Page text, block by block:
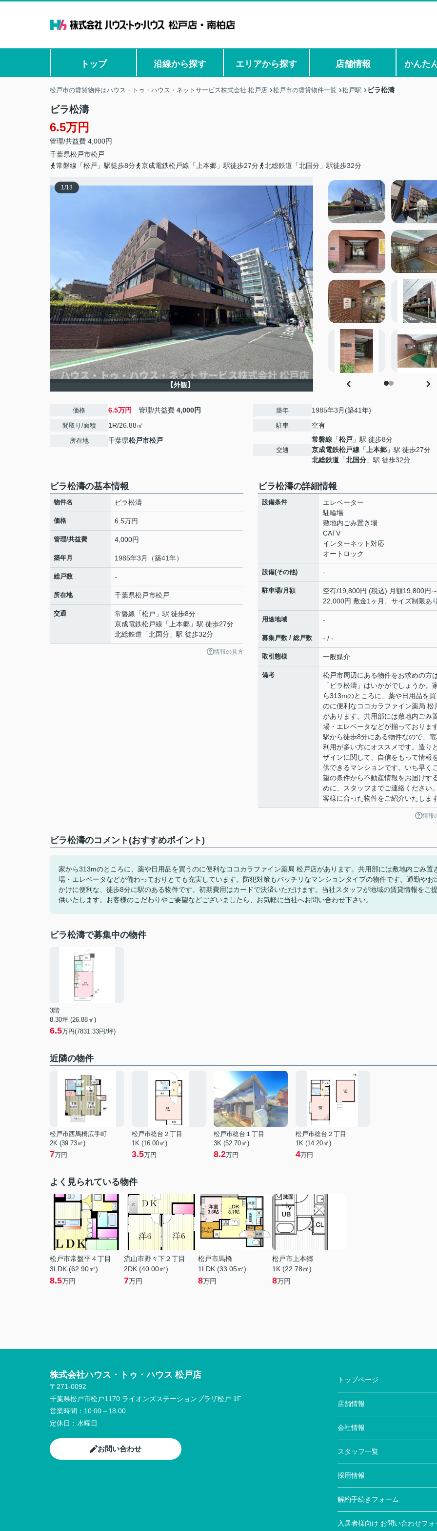
トップ 沿線から探す エリアから探す 店舗情報 かんた
松戸市の賃貸物件はハウス・トゥ・ハウス・ネットサービス株式会社 松戸店 松戸市の賃貸物件一覧 松戸駅 ビラ松濤
ビラ松濤
6.5万円
管理/共益費 4,000円
千葉県松戸市松戸
常磐線「松戸」駅徒歩8分
京成電鉄松戸線「上本郷」駅徒歩27分 北総鉄道「北国分」駅徒歩32分
1/13
【外観】
価格 6.5万円 管理/共益費 4,000円
間取り/面積 1R/26.88㎡
所在地 千葉県松戸市松戸
築年 1985年3月(築41年)
駐車 空有
交通
常磐線 「松戸 」駅 徒歩8分
京成電鉄松戸線 「 上本郷 」駅 徒歩27分
北総鉄道 「北国分 」駅 徒歩32分
ビラ松濤の基本情報
物件名 ビラ松濤
価格 6.5万円
管理/共益費 4,000円
築年月 1985年3月（築41年）
総戸数 -
所在地 千葉県松戸市松戸
交通 常磐線 「松戸 」駅 徒歩8分
京成電鉄松戸線 「 上本郷 」駅 徒歩27分
北総鉄道 「北国分 」駅 徒歩32分
情報の見方
ビラ松濤の詳細情報
設備条件
エレベーター
駐輪場
敷地内ごみ置き場
CATV
インターネット対応
オートロック
設備(その他) -
駐車場/月額
空有/19,800円 (税込) 月額19,800円
22,000円 敷金1ヶ月、サイズ制限あ
用途地域 -
募集戸数 / 総戸数 - / -
取引態様 一般媒介
備考
松戸市周辺にある物件をお求めの方
「ビラ松濤」はいかがでしょうか。
ら313mのところに、薬や日用品を
のに便利なココカラファイン薬局 松
があります。共用部には敷地内ごみ
場・エレベータなどが揃っておりま
駅から徒歩8分にある物件なので、
利用が多い方にオススメです。造り
ザインに関して、自信をもって情報
供できるマンションです。いち早く
望の条件から不動産情報をお届けす
めに、スタッフまでご連絡ください
客様に合った物件をご紹介いたしま
情報
ビラ松濤のコメント(おすすめポイント)
家から313mのところに、薬や日用品を買うのに便利なココカラファイン薬局 松戸店があります。共用部には敷地内ごみ置
場・エレベータなどが備わっておりとても充実しています。防犯対策もバッチリなマンションタイプの物件です。通勤やお
かけに便利な、徒歩8分に駅のある物件です。初期費用はカードで決済いただけます。当社スタッフが地域の賃貸情報をご
供いたします。お客様のこだわりやご要望などございましたら、お気軽に当社へお問い合わせ下さい。
ビラ松濤で募集中の物件
3階
8.30坪 (26.88㎡)
6.5万円(7831.33円/坪)
近隣の物件
松戸市西馬橋広手町
2K (39.73㎡)
7万円
松戸市稔台２丁目
1K (16.00㎡)
3.5万円
松戸市稔台１丁目
3K (52.70㎡)
8.2万円
松戸市稔台２丁目
1K (14.20㎡)
4万円
よく見られている物件
松戸市常盤平４丁目
3LDK (62.90㎡)
8.5万円
流山市野々下２丁目
2DK (40.00㎡)
7万円
松戸市馬橋
1LDK (33.05㎡)
8万円
松戸市上本郷
1K (22.78㎡)
8万円
株式会社ハウス・トゥ・ハウス 松戸店
〒271-0092
千葉県松戸市松戸1170 ライオンズステーションプラザ松戸 1F
営業時間： 10:00～18:00
定休日： 水曜日
お問い合わせ
トップページ
店舗情報
会社情報
スタッフ一覧
採用情報
解約手続きフォーム
入居者様向け お問い合わせフォ